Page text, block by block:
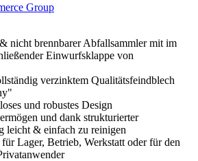
Group
nicht brennbarer Abfallsammler mit im
Einwurfsklappe von
verzinktem Qualitätsfeindblech
und robustes Design
und dank strukturierter
leicht & einfach zu reinigen
Lager, Betrieb, Werkstatt oder für den